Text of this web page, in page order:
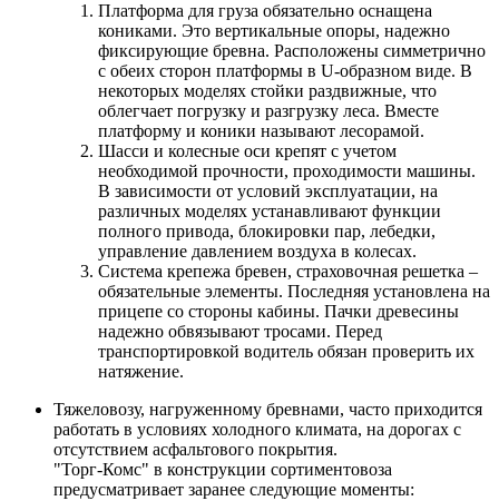
Платформа для груза обязательно оснащена
кониками. Это вертикальные опоры, надежно
фиксирующие бревна. Расположены симметрично
с обеих сторон платформы в U-образном виде. В
некоторых моделях стойки раздвижные, что
облегчает погрузку и разгрузку леса. Вместе
платформу и коники называют лесорамой.
Шасси и колесные оси крепят с учетом
необходимой прочности, проходимости машины.
В зависимости от условий эксплуатации, на
различных моделях устанавливают функции
полного привода, блокировки пар, лебедки,
управление давлением воздуха в колесах.
Система крепежа бревен, страховочная решетка –
обязательные элементы. Последняя установлена на
прицепе со стороны кабины. Пачки древесины
надежно обвязывают тросами. Перед
транспортировкой водитель обязан проверить их
натяжение.
Тяжеловозу, нагруженному бревнами, часто приходится
работать в условиях холодного климата, на дорогах с
отсутствием асфальтового покрытия.
"Торг-Комс" в конструкции сортиментовоза
предусматривает заранее следующие моменты: